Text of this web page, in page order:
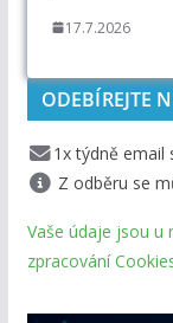
17.7.2026
ODEBÍREJTE
1x týdně email
Z odběru se
Vaše údaje jsou u
zpracování